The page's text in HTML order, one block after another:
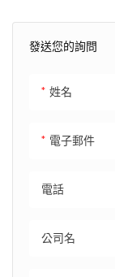
發送您的詢問
姓名
電子郵件
電話
公司名